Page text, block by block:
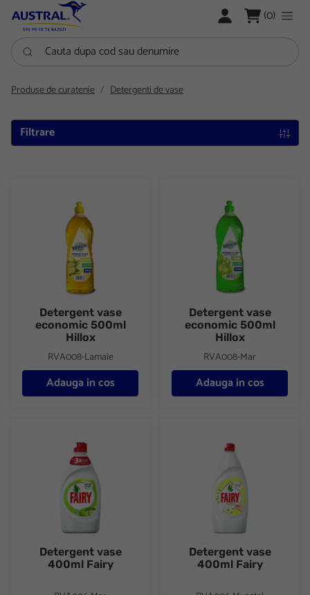
LOGARE (0)
Cauta dupa cod sau denumire
Produse de curatenie Detergenti de vase
Filtrare
Detergent vase economic 500ml Hillox
Detergent vase
economic 500ml
Hillox
RVA008-Lamaie
Adauga in cos
Detergent vase economic
Detergent vase
economic 500ml
Hillox
RVA008-Mar
Adauga in cos
Detergent vase
400ml Fairy
Detergent vase
400ml Fairy